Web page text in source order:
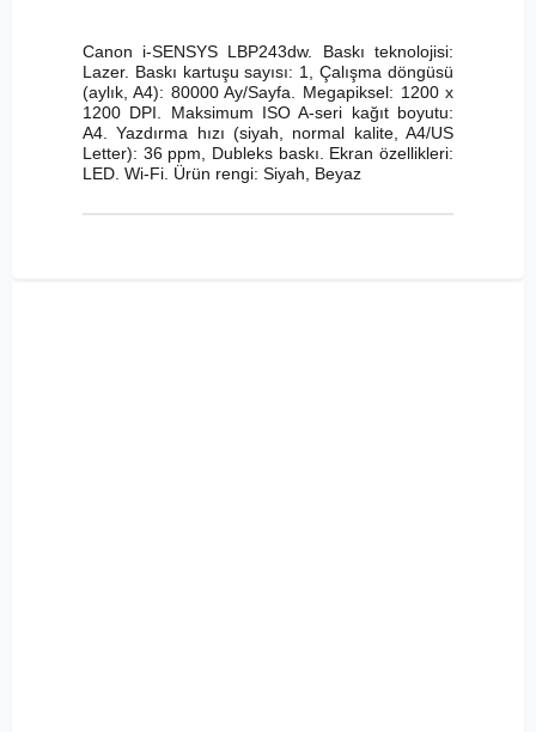
Canon i-SENSYS LBP243dw. Baskı teknolojisi:
Lazer. Baskı kartuşu sayısı: 1, Çalışma döngüsü
(aylık, A4): 80000 Ay/Sayfa. Megapiksel: 1200 x
1200 DPI. Maksimum ISO A-seri kağıt boyutu:
A4. Yazdırma hızı (siyah, normal kalite, A4/US
Letter): 36 ppm, Dubleks baskı. Ekran özellikleri:
LED. Wi-Fi. Ürün rengi: Siyah, Beyaz